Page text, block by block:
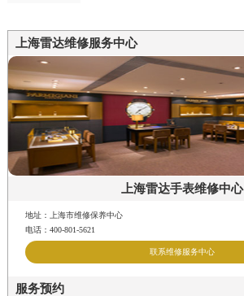
上海雷达维修服务中心
上海雷达手表维修中心
地址：上海市维修保养中心
电话：400-801-5621
联系维修服务中心
服务预约